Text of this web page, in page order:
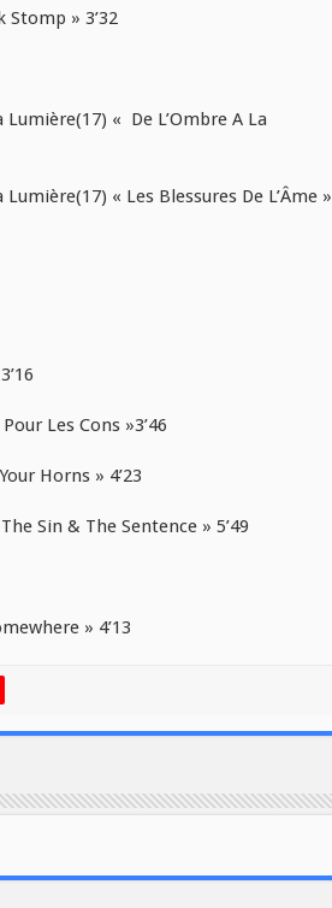
Stomp » 3’32
Lumière(17) « De L’Ombre A La
Lumière(17) « Les Blessures De L’Âme »
Les Cons »3’46
Horns » 4’23
Sin & The Sentence » 5’49
» 4’13